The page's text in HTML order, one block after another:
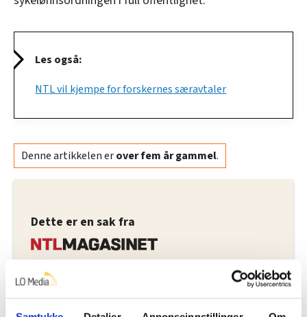
Les også:
NTL vil kjempe for forskernes særavtaler
Denne artikkelen erover fem år gammel.
Dette er en sak fra
Vi skriver om de ansatte i staten og
virksomheter med statlig tilknytning.